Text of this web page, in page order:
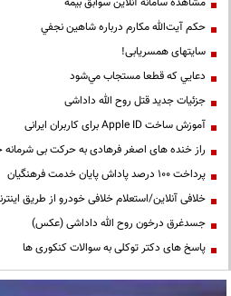
حكم آيت‌الله مكارم درباره شاهين نجفي
سایتهای همسریابی!
دعايي كه قطعا مستجاب مي‌شود
جزئیات جدید قتل روح الله داداشی
آموزش ساخت Apple ID برای کاربران ایرانی
راز خنده های اصغر فرهادی به حرکت بی شرمانه
پرداخت ۱۰۰ درصد پاداش پایان خدمت فرهنگیان
خلافی آنلاین/استعلام خلافی خودرو از طریق
جسدغرق درخون روح الله داداشی (عکس)
پاسخ های دکتر توکلی به سوالات کنکوری ها